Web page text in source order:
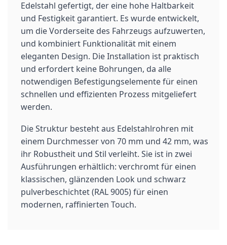
Edelstahl gefertigt, der eine hohe Haltbarkeit
und Festigkeit garantiert. Es wurde entwickelt,
um die Vorderseite des Fahrzeugs aufzuwerten,
und kombiniert Funktionalität mit einem
eleganten Design. Die Installation ist praktisch
und erfordert keine Bohrungen, da alle
notwendigen Befestigungselemente für einen
schnellen und effizienten Prozess mitgeliefert
werden.
Die Struktur besteht aus Edelstahlrohren mit
einem Durchmesser von 70 mm und 42 mm, was
ihr Robustheit und Stil verleiht. Sie ist in zwei
Ausführungen erhältlich: verchromt für einen
klassischen, glänzenden Look und schwarz
pulverbeschichtet (RAL 9005) für einen
modernen, raffinierten Touch.